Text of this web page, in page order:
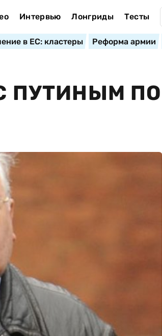
Интервью Лонгриды Тесты
в ЕС: кластеры Реформа армии
ПУТИНЫМ ПО